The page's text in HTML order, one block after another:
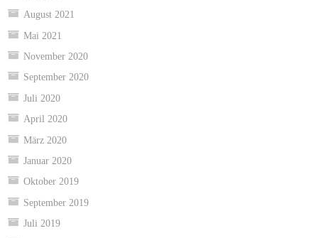
August 2021
Mai 2021
November 2020
September 2020
Juli 2020
April 2020
März 2020
Januar 2020
Oktober 2019
September 2019
Juli 2019